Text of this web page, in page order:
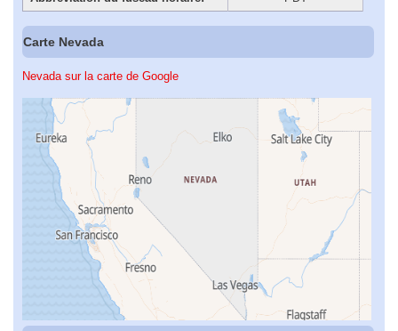
Carte Nevada
Nevada sur la carte de Google